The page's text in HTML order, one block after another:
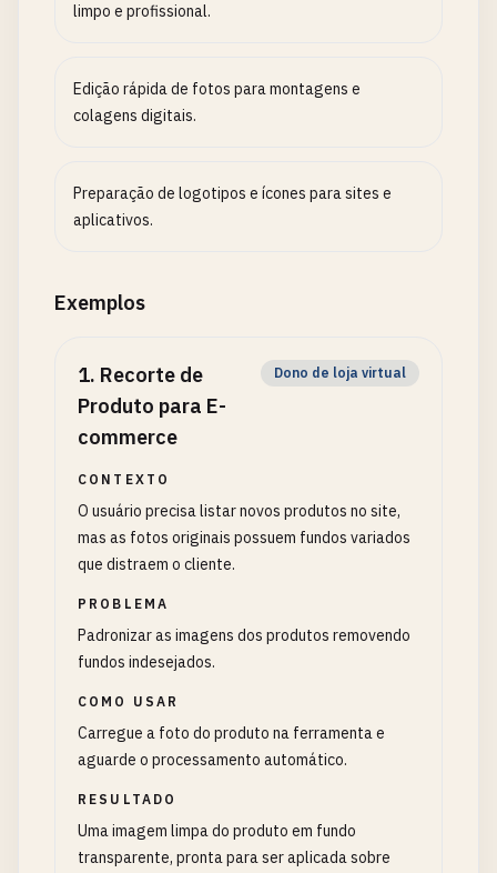
limpo e profissional.
Edição rápida de fotos para montagens e
colagens digitais.
Preparação de logotipos e ícones para sites e
aplicativos.
Exemplos
1. Recorte de
Produto para E-
commerce
Dono de loja virtual
CONTEXTO
O usuário precisa listar novos produtos no site,
mas as fotos originais possuem fundos variados
que distraem o cliente.
PROBLEMA
Padronizar as imagens dos produtos removendo
fundos indesejados.
COMO USAR
Carregue a foto do produto na ferramenta e
aguarde o processamento automático.
RESULTADO
Uma imagem limpa do produto em fundo
transparente, pronta para ser aplicada sobre